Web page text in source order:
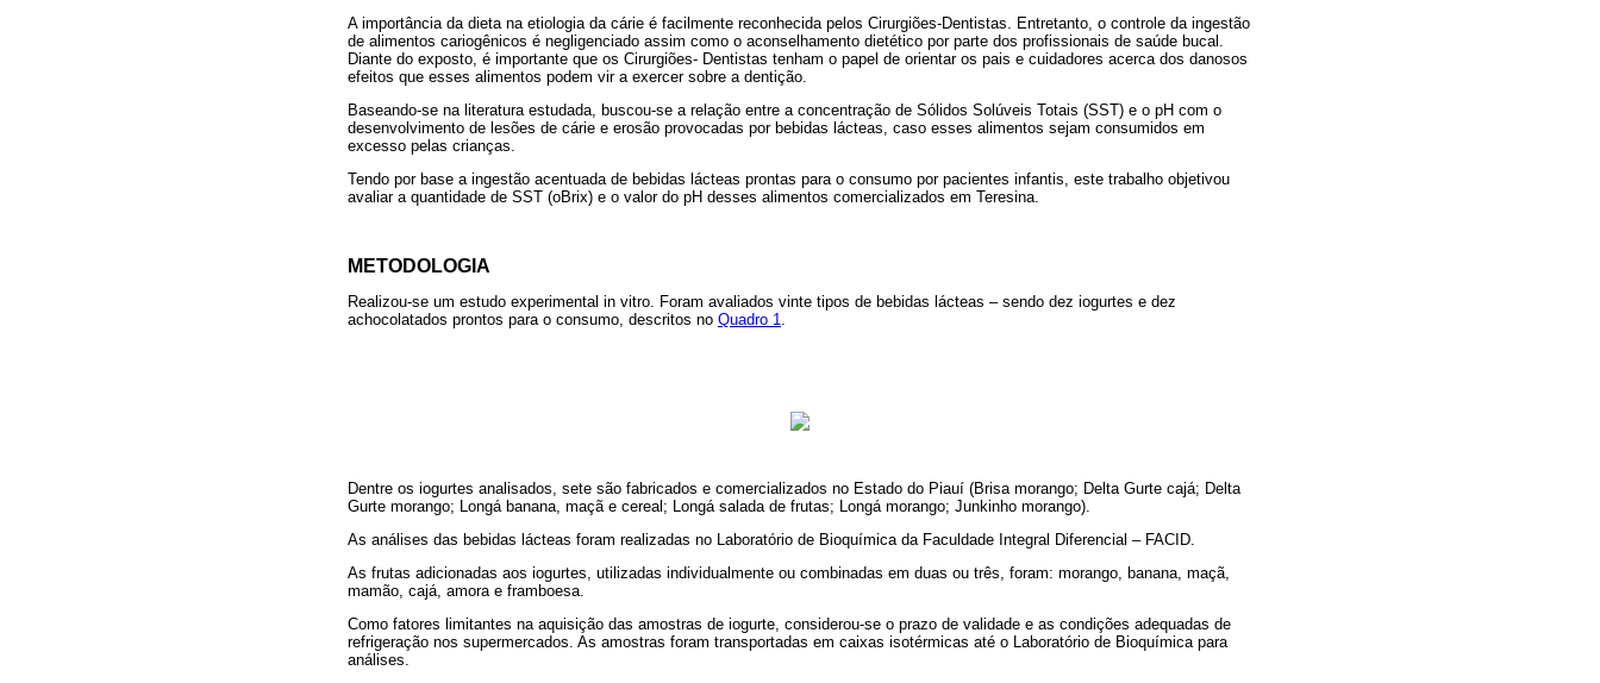
A importância da dieta na etiologia da cárie é facilmente reconhecida pelos Cirurgiões-Dentistas. Entretanto, o controle da ingestão
de alimentos cariogênicos é negligenciado assim como o aconselhamento dietético por parte dos profissionais de saúde bucal.
Diante do exposto, é importante que os Cirurgiões- Dentistas tenham o papel de orientar os pais e cuidadores acerca dos danosos
efeitos que esses alimentos podem vir a exercer sobre a dentição.
Baseando-se na literatura estudada, buscou-se a relação entre a concentração de Sólidos Solúveis Totais (SST) e o pH com o
desenvolvimento de lesões de cárie e erosão provocadas por bebidas lácteas, caso esses alimentos sejam consumidos em
excesso pelas crianças.
Tendo por base a ingestão acentuada de bebidas lácteas prontas para o consumo por pacientes infantis, este trabalho objetivou
avaliar a quantidade de SST (oBrix) e o valor do pH desses alimentos comercializados em Teresina.
METODOLOGIA
Realizou-se um estudo experimental in vitro. Foram avaliados vinte tipos de bebidas lácteas – sendo dez iogurtes e dez
achocolatados prontos para o consumo, descritos no Quadro 1
Dentre os iogurtes analisados, sete são fabricados e comercializados no Estado do Piauí (Brisa morango; Delta Gurte cajá; Delta
Gurte morango; Longá banana, maçã e cereal; Longá salada de frutas; Longá morango; Junkinho morango).
As análises das bebidas lácteas foram realizadas no Laboratório de Bioquímica da Faculdade Integral Diferencial – FACID.
As frutas adicionadas aos iogurtes, utilizadas individualmente ou combinadas em duas ou três, foram: morango, banana, maçã,
mamão, cajá, amora e framboesa.
Como fatores limitantes na aquisição das amostras de iogurte, considerou-se o prazo de validade e as condições adequadas de
refrigeração nos supermercados. As amostras foram transportadas em caixas isotérmicas até o Laboratório de Bioquímica para
análises.